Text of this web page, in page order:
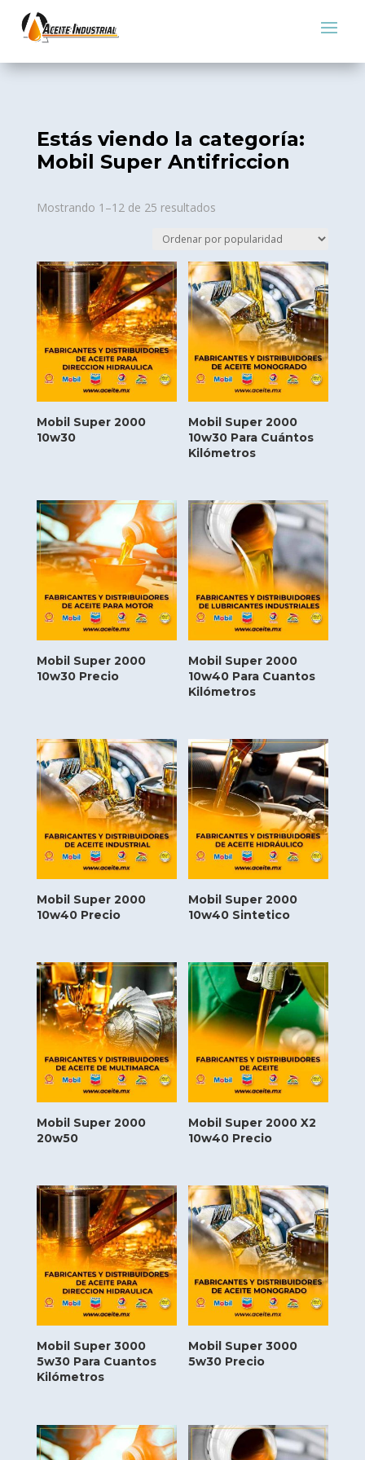
Estás viendo la categoría:
Mobil Super Antifriccion
Mostrando 1–12 de 25 resultadosSorted
popularity
Mobil Super 2000
10w30
Mobil Super 2000
10w30 Para Cuántos
Kilómetros
Mobil Super 2000
10w30 Precio
Mobil Super 2000
10w40 Para Cuantos
Kilómetros
Mobil Super 2000
10w40 Precio
Mobil Super 2000
10w40 Sintetico
Mobil Super 2000
20w50
Mobil Super 2000 X2
10w40 Precio
Mobil Super 3000
5w30 Para Cuantos
Kilómetros
Mobil Super 3000
5w30 Precio